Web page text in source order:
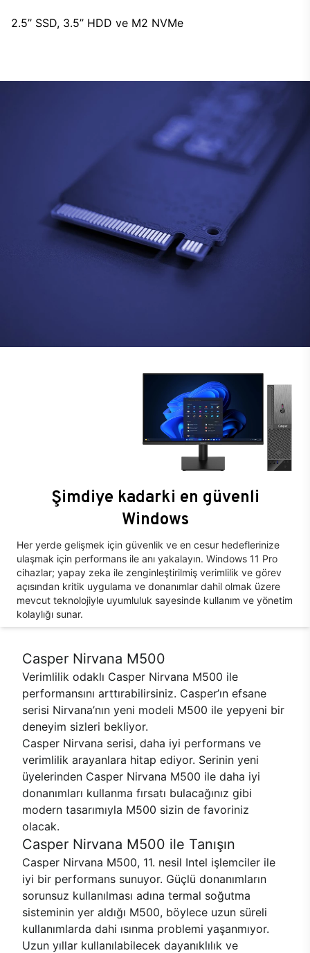
2.5’’ SSD, 3.5’’ HDD ve M2 NVMe
Şimdiye kadarki en güvenli
Windows
Her yerde gelişmek için güvenlik ve en cesur hedeflerinize
ulaşmak için performans ile anı yakalayın. Windows 11 Pro
cihazlar; yapay zeka ile zenginleştirilmiş verimlilik ve görev
açısından kritik uygulama ve donanımlar dahil olmak üzere
mevcut teknolojiyle uyumluluk sayesinde kullanım ve yönetim
kolaylığı sunar.
Casper Nirvana M500
Verimlilik odaklı Casper Nirvana M500 ile
performansını arttırabilirsiniz. Casper’ın efsane
serisi Nirvana’nın yeni modeli M500 ile yepyeni bir
deneyim sizleri bekliyor.
Casper Nirvana serisi, daha iyi performans ve
verimlilik arayanlara hitap ediyor. Serinin yeni
üyelerinden Casper Nirvana M500 ile daha iyi
donanımları kullanma fırsatı bulacağınız gibi
modern tasarımıyla M500 sizin de favoriniz
olacak.
Casper Nirvana M500 ile Tanışın
Casper Nirvana M500, 11. nesil Intel işlemciler ile
iyi bir performans sunuyor. Güçlü donanımların
sorunsuz kullanılması adına termal soğutma
sisteminin yer aldığı M500, böylece uzun süreli
kullanımlarda dahi ısınma problemi yaşanmıyor.
Uzun yıllar kullanılabilecek dayanıklılık ve